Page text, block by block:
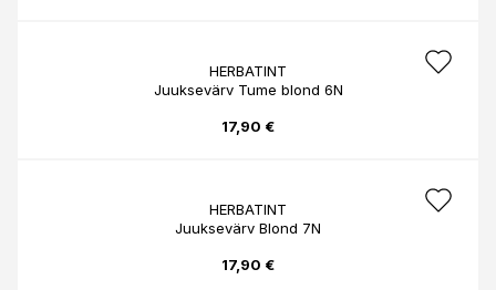
HERBATINT
Juuksevärv Tume blond 6N
17,90 €
HERBATINT
Juuksevärv Blond 7N
17,90 €